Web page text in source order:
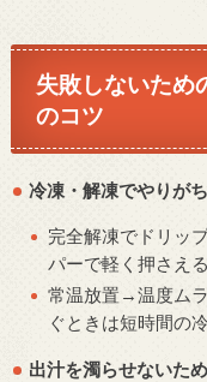
失敗しないため
のコツ
冷凍・解凍でやりが
完全解凍でドリッ
パーで軽く押さえる
常温放置→温度ム
ぐときは短時間の
出汁を濁らせないた